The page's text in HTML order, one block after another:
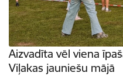
Aizvadīta vēl viena
Viļakas jauniešu mājā